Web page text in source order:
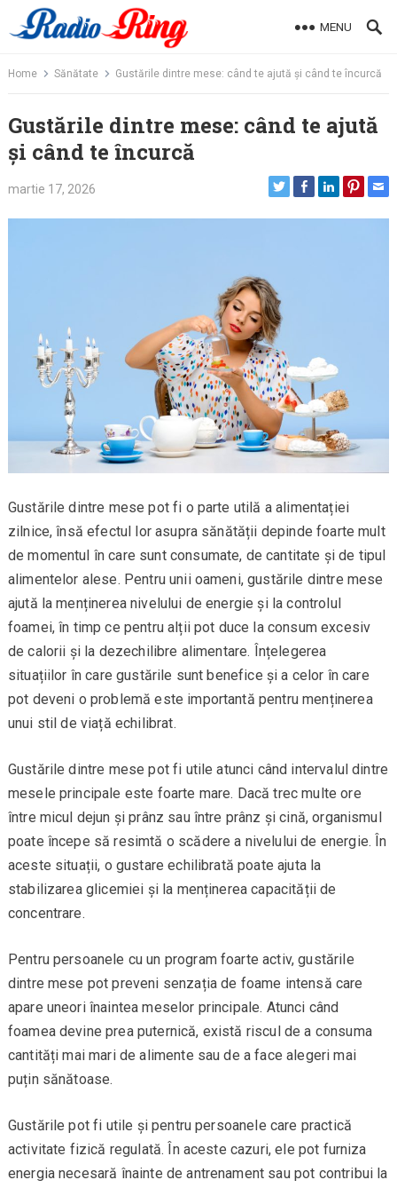
to
MENU
Home Sănătate Gustările dintre mese: când te ajută și când te încurcă
Gustările dintre mese: când te ajută
și când te încurcă
martie 17, 2026
Gustările dintre mese pot fi o parte utilă a alimentației
zilnice, însă efectul lor asupra sănătății depinde foarte mult
de momentul în care sunt consumate, de cantitate și de tipul
alimentelor alese. Pentru unii oameni, gustările dintre mese
ajută la menținerea nivelului de energie și la controlul
foamei, în timp ce pentru alții pot duce la consum excesiv
de calorii și la dezechilibre alimentare. Înțelegerea
situațiilor în care gustările sunt benefice și a celor în care
pot deveni o problemă este importantă pentru menținerea
unui stil de viață echilibrat.
Gustările dintre mese pot fi utile atunci când intervalul dintre
mesele principale este foarte mare. Dacă trec multe ore
între micul dejun și prânz sau între prânz și cină, organismul
poate începe să resimtă o scădere a nivelului de energie. În
aceste situații, o gustare echilibrată poate ajuta la
stabilizarea glicemiei și la menținerea capacității de
concentrare.
Pentru persoanele cu un program foarte activ, gustările
dintre mese pot preveni senzația de foame intensă care
apare uneori înaintea meselor principale. Atunci când
foamea devine prea puternică, există riscul de a consuma
cantități mai mari de alimente sau de a face alegeri mai
puțin sănătoase.
Gustările pot fi utile și pentru persoanele care practică
activitate fizică regulată. În aceste cazuri, ele pot furniza
energia necesară înainte de antrenament sau pot contribui la